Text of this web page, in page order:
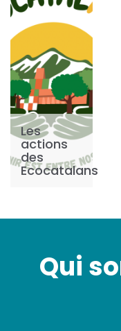
Les
actions
des
Ecocatalans
Qui